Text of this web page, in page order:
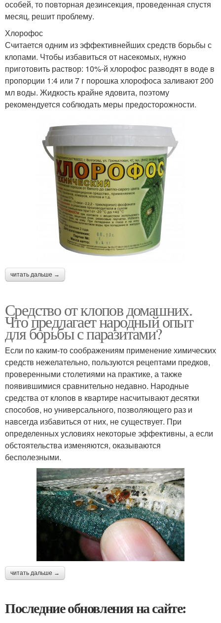
особей, то повторная дезинсекция, проведенная спустя
месяц, решит проблему.
Хлорофос
Считается одним из эффективнейших средств борьбы с
клопами. Чтобы избавиться от насекомых, нужно
приготовить раствор: 10%-й хлорофос разводят в воде в
пропорции 1:4 или 7 г порошка хлорофоса заливают 200
мл воды. Жидкость крайне ядовита, поэтому
рекомендуется соблюдать меры предосторожности.
читать дальше →
Средство от клопов домашних.
Что предлагает народный опыт
для борьбы с паразитами?
Если по каким-то соображениям применение химических
средств нежелательно, пользуются рецептами предков,
проверенными столетиями на практике, а также
появившимися сравнительно недавно. Народные
средства от клопов в квартире насчитывают десятки
способов, но универсального, позволяющего раз и
навсегда избавиться от них, не существует. При
определенных условиях некоторые эффективны, а если
обстоятельства изменяются, оказываются
бесполезными.
читать дальше →
Последние обновления на сайте: